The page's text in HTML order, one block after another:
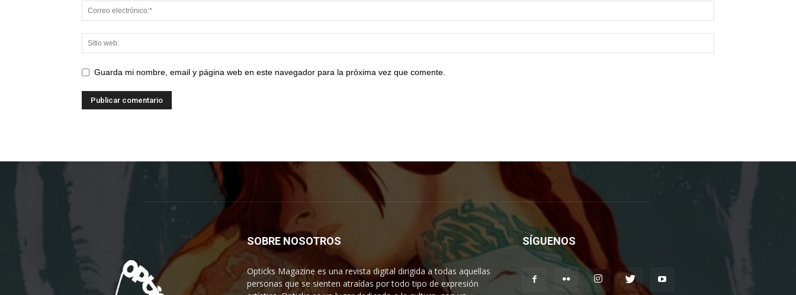
Guarda mi nombre, email y página web en este navegador para la próxima vez que comente.
SOBRE NOSOTROS
Opticks Magazine es una revista digital dirigida a todas aquellas
personas que se sienten atraídas por todo tipo de expresión
SÍGUENOS